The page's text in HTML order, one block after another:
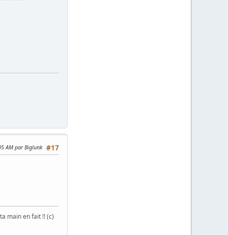
#17
AM par Biglunk
main en fait !! (c)